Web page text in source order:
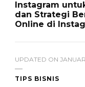
Instagram
dan Strategi
Online di
UPDATED ON
TIPS BISNIS